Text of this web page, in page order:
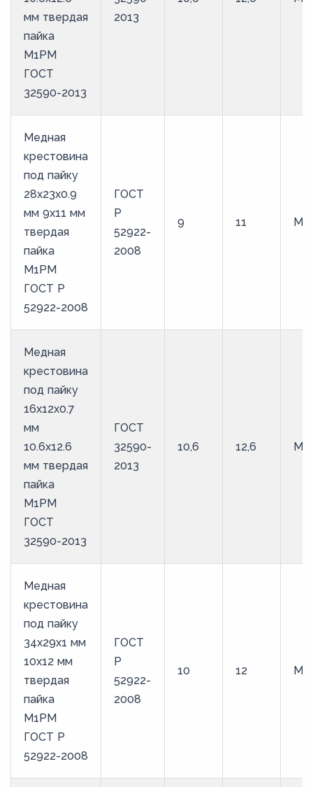
мм твердая
пайка
М1РМ
ГОСТ
32590-2013
2013
Медная
крестовина
под пайку
28х23х0.9
мм 9х11 мм
твердая
пайка
М1РМ
ГОСТ Р
52922-2008
ГОСТ
Р
52922-
2008
9 11
Медная
крестовина
под пайку
16х12х0.7
мм
10.6х12.6
мм твердая
пайка
М1РМ
ГОСТ
32590-2013
ГОСТ
32590-
2013
10,6 12,6
Медная
крестовина
под пайку
34х29х1 мм
10х12 мм
твердая
пайка
М1РМ
ГОСТ Р
52922-2008
ГОСТ
Р
52922-
2008
10 12